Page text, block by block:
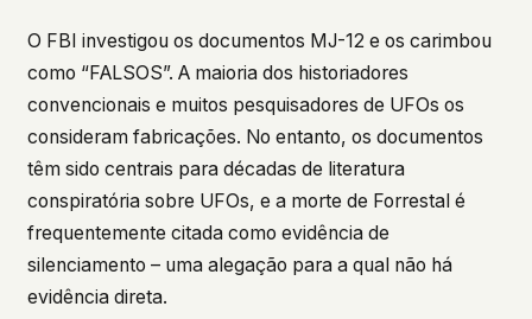
O FBI investigou os documentos MJ-12 e os carimbou
como “FALSOS”. A maioria dos historiadores
convencionais e muitos pesquisadores de UFOs os
consideram fabricações. No entanto, os documentos
têm sido centrais para décadas de literatura
conspiratória sobre UFOs, e a morte de Forrestal é
frequentemente citada como evidência de
silenciamento – uma alegação para a qual não há
evidência direta.